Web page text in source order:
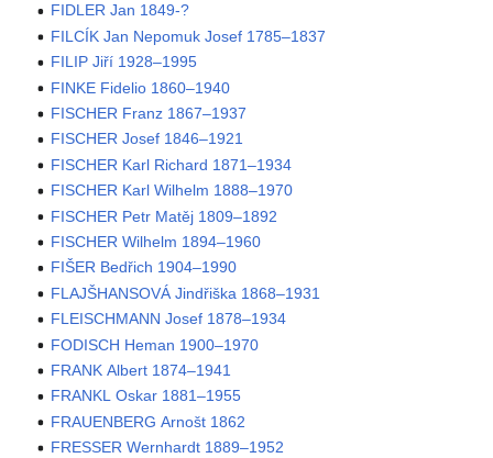
FIDLER Jan 1849-?
FILCÍK Jan Nepomuk Josef 1785–1837
FILIP Jiří 1928–1995
FINKE Fidelio 1860–1940
FISCHER Franz 1867–1937
FISCHER Josef 1846–1921
FISCHER Karl Richard 1871–1934
FISCHER Karl Wilhelm 1888–1970
FISCHER Petr Matěj 1809–1892
FISCHER Wilhelm 1894–1960
FIŠER Bedřich 1904–1990
FLAJŠHANSOVÁ Jindřiška 1868–1931
FLEISCHMANN Josef 1878–1934
FODISCH Heman 1900–1970
FRANK Albert 1874–1941
FRANKL Oskar 1881–1955
FRAUENBERG Arnošt 1862
FRESSER Wernhardt 1889–1952